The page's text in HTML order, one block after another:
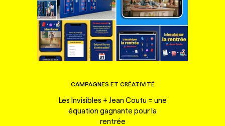
CAMPAGNES ET CRÉATIVITÉ
Les Invisibles + Jean Coutu = une
équation gagnante pour la
rentrée